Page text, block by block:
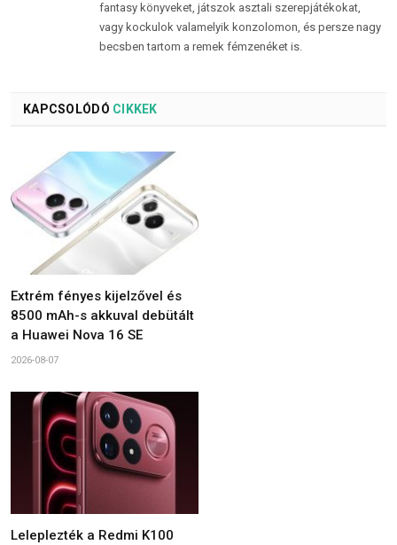
fantasy könyveket, játszok asztali szerepjátékokat,
vagy kockulok valamelyik konzolomon, és persze nagy
becsben tartom a remek fémzenéket is.
KAPCSOLÓDÓ CIKKEK
Extrém fényes kijelzővel és
8500 mAh-s akkuval debütált
a Huawei Nova 16 SE
2026-08-07
Leleplezték a Redmi K100